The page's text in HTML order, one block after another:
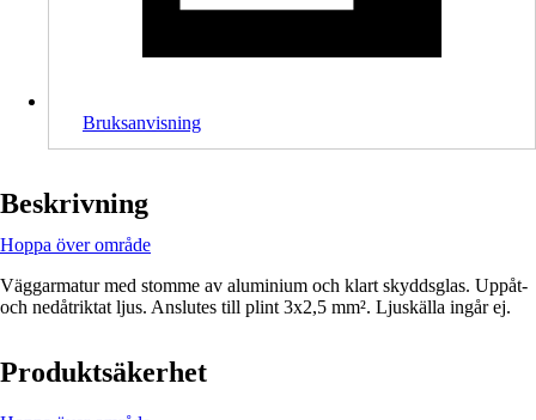
Bruksanvisning
Beskrivning
Hoppa över område
Väggarmatur med stomme av aluminium och klart skyddsglas. Uppåt-
och nedåtriktat ljus. Anslutes till plint 3x2,5 mm². Ljuskälla ingår ej.
Produktsäkerhet